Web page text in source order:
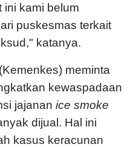
ini kami belum
puskesmas terkait
katanya.
meminta
kewaspadaan
jajanan ice smoke
dijual. Hal ini
kasus keracunan